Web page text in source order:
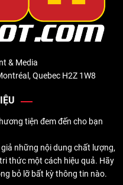
& Media
Quebec H2Z 1W8
tiện đem đến cho bạn
những nội dung chất lượng,
thức một cách hiệu quả. Hãy
bỏ lỡ bất kỳ thông tin nào.